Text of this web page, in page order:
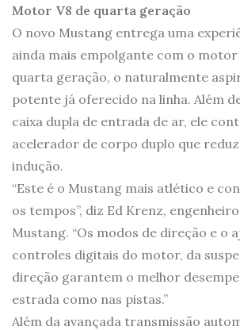
Motor V8 de quarta geração
O novo Mustang entrega uma
ainda mais empolgante com o motor
quarta geração, o naturalmente
potente já oferecido na linha. Além
caixa dupla de entrada de ar, ele
acelerador de corpo duplo que
indução.
“Este é o Mustang mais atlético e
os tempos”, diz Ed Krenz,
Mustang. “Os modos de direção e o
controles digitais do motor, da
direção garantem o melhor
estrada como nas pistas.”
Além da avançada transmissão